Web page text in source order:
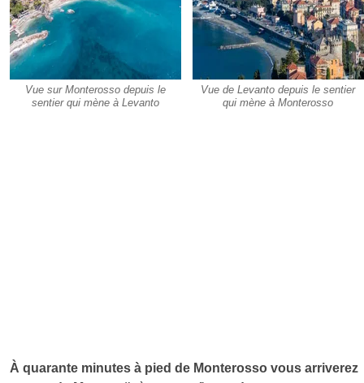
Vue sur Monterosso depuis le
sentier qui mène à Levanto
Vue de Levanto depuis le sentier
qui mène à Monterosso
À quarante minutes à pied de Monterosso vous arriverez